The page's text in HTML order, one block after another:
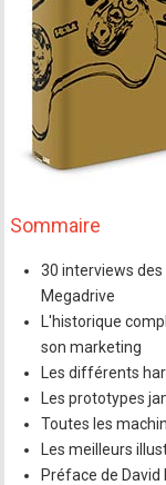
Sommaire
30 interviews
Megadrive
L'historique
son marketing
Les différents
Les prototypes
Toutes les
Les meilleurs
Préface de